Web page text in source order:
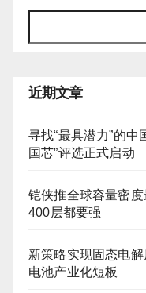
近期文章
寻找“最具潜力”的中
国芯”评选正式启动
铠侠推全球容量密
400层都要强
新策略实现固态电
电池产业化短板